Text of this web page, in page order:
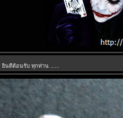
ยินดีต้อนรับ ทุกท่าน ......